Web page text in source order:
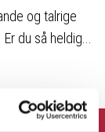
og talrige
du så heldig...